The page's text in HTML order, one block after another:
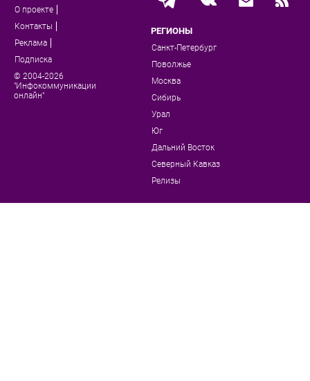
О проекте
Контакты
Реклама
Подписка
© 2004-2026
"Инфокоммуникации
онлайн"
РЕГИОНЫ
Санкт-Петербург
Поволжье
Москва
Сибирь
Урал
Юг
Дальний Восток
Северный Кавказ
Релизы